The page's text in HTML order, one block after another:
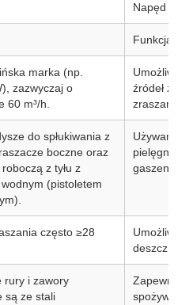
Napęd na
Funkcja
marka (np.
zazwyczaj o
60 m³/h.
Umożliwia
źródeł
zraszania.
do spłukiwania z
boczne oraz
z tyłu z
wodnym (pistoletem
Używany
pielęgnacji
gaszenia
często ≥28
Umożliwia
deszcz,
rury i zawory
są ze stali
Zapewnia,
spożywczej.